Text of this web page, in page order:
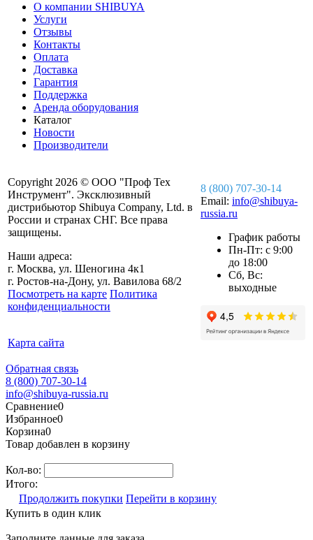
О компании SHIBUYA
Услуги
Отзывы
Контакты
Оплата
Доставка
Гарантия
Поддержка
Аренда оборудования
Каталог
Новости
Производители
Copyright 2026 © ООО "Проф Тех
Инструмент". Эксклюзивный
дистрибьютор Shibuya Company, Ltd. в
России и странах СНГ. Все права
защищены.
Наши адреса:
г. Москва, ул. Шеногина 4к1
г. Ростов-на-Дону, ул. Вавилова 68/2
Посмотреть на карте Политика
конфиденциальности
Карта сайта
8 (800) 707-30-14
Email: info@shibuya-
russia.ru
График работы
Пн-Пт: с 9:00
до 18:00
Сб, Вс:
выходные
Обратная связь
8 (800) 707-30-14
info@shibuya-russia.ru
Сравнение0
Избранное0
Корзина0
Товар добавлен в корзину
Кол-во:
Итого:
Продолжить покупки Перейти в корзину
Купить в один клик